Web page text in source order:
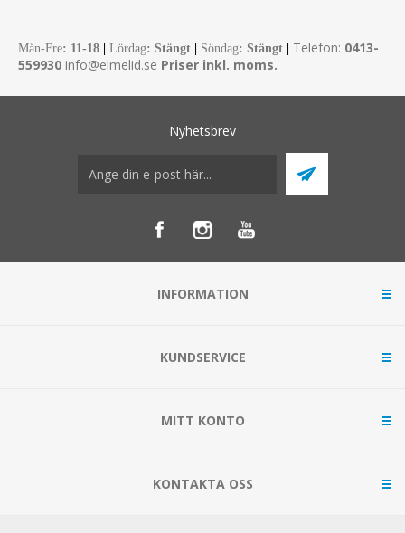
Mån-Fre: 11-18 Lördag: Stängt Söndag: Stängt Telefon: 0413-
559930 info@elmelid.se Priser inkl. moms.
Nyhetsbrev
INFORMATION
KUNDSERVICE
MITT KONTO
KONTAKTA OSS